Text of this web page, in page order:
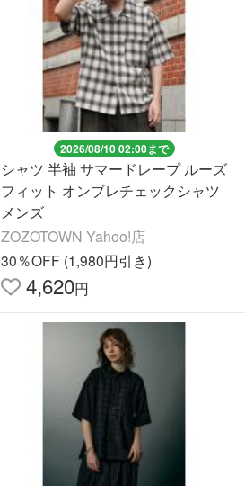
2026/08/10 02:00まで
シャツ 半袖 サマードレープ ルーズ
フィット オンブレチェックシャツ
メンズ
ZOZOTOWN Yahoo!店
30％OFF (1,980円引き)
4,620円